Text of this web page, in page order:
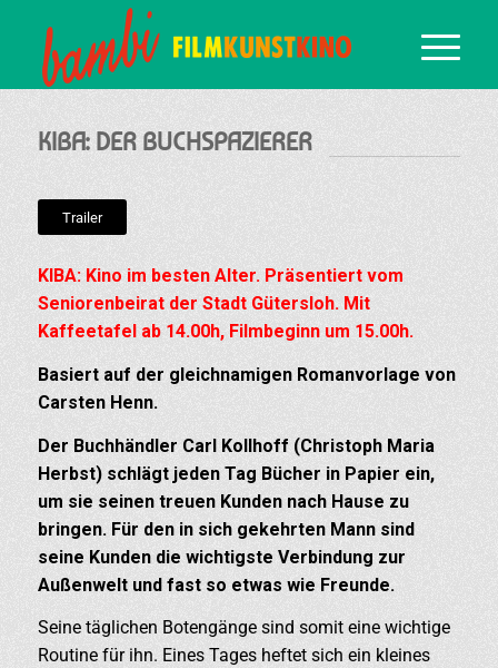
KIBA: DER BUCHSPAZIERER
Trailer
KIBA: Kino im besten Alter. Präsentiert vom
Seniorenbeirat der Stadt Gütersloh. Mit
Kaffeetafel ab 14.00h, Filmbeginn um 15.00h.
Basiert auf der gleichnamigen Romanvorlage von
Carsten Henn.
Der Buchhändler Carl Kollhoff (Christoph Maria
Herbst) schlägt jeden Tag Bücher in Papier ein,
um sie seinen treuen Kunden nach Hause zu
bringen. Für den in sich gekehrten Mann sind
seine Kunden die wichtigste Verbindung zur
Außenwelt und fast so etwas wie Freunde.
Seine täglichen Botengänge sind somit eine wichtige
Routine für ihn. Eines Tages heftet sich ein kleines